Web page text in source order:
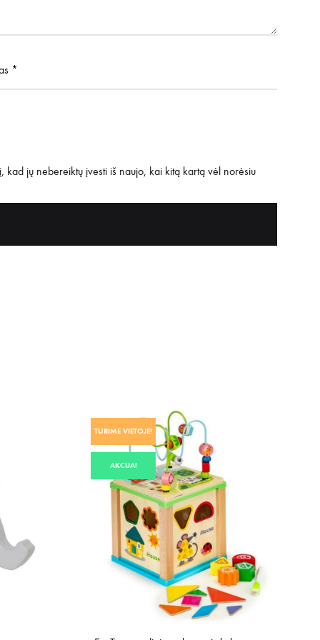
*
jų nebereiktų įvesti iš naujo, kai kitą kartą vėl norėsiu
TURIME VIETOJE!
AKCIJA!